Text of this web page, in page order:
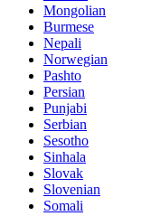
Mongolian
Burmese
Nepali
Norwegian
Pashto
Persian
Punjabi
Serbian
Sesotho
Sinhala
Slovak
Slovenian
Somali